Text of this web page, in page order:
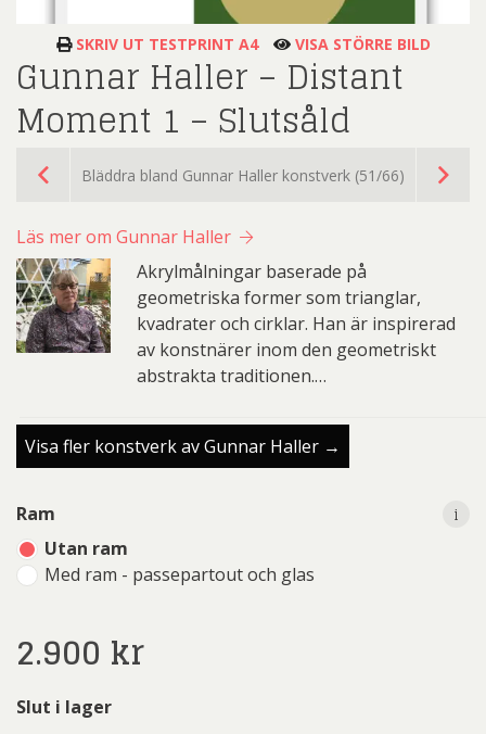
SKRIV UT TESTPRINT A4 VISA STÖRRE BILD
Gunnar Haller – Distant
Moment 1 – Slutsåld
Bläddra bland Gunnar Haller konstverk (51/66)
Läs mer om Gunnar Haller
Akrylmålningar baserade på
geometriska former som trianglar,
kvadrater och cirklar. Han är inspirerad
av konstnärer inom den geometriskt
abstrakta traditionen.…
Visa fler konstverk av Gunnar Haller →
Ram
Utan ram
Med ram - passepartout och glas
i
2.900 kr
Slut i lager